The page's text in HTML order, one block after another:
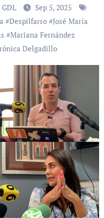
Sep 5, 2025
#Despilfarro#José María
#Mariana Fernández
Delgadillo